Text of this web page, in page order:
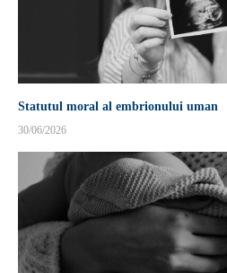
Statutul moral al embrionului uman
30/06/2026